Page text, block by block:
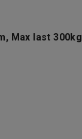
Max last 300kg